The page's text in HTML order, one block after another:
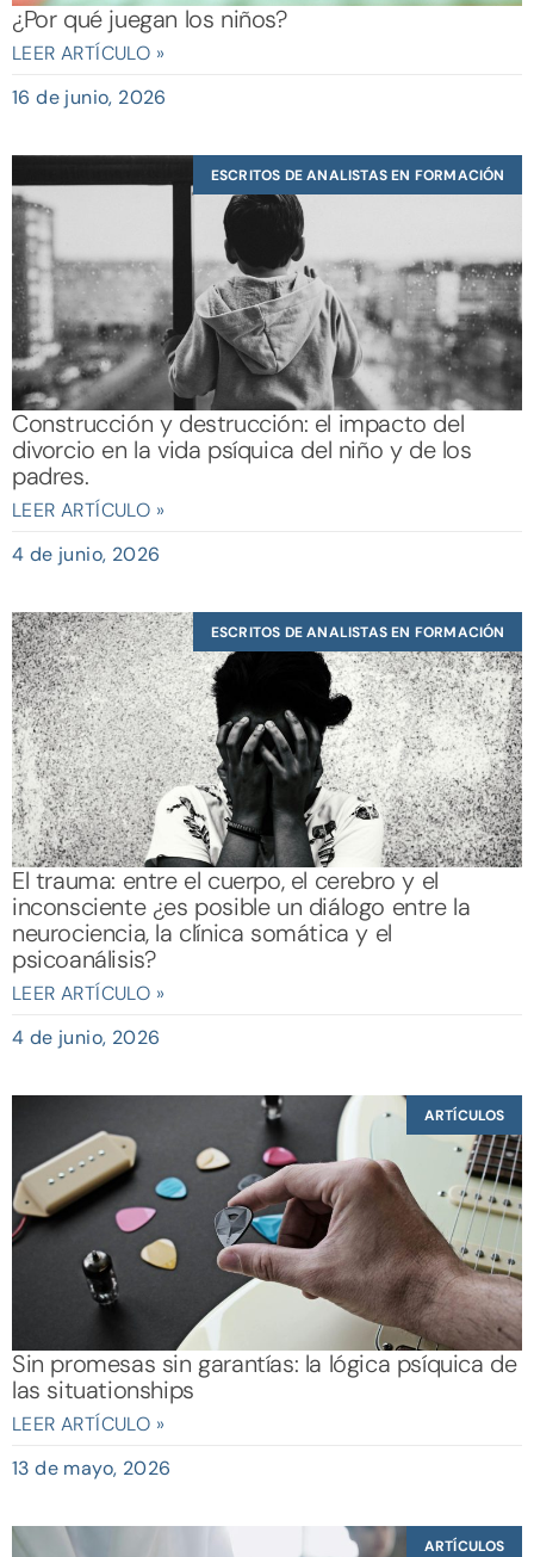
¿Por qué juegan los niños?
LEER ARTÍCULO »
16 de junio, 2026
ESCRITOS DE ANALISTAS EN FORMACIÓN
Construcción y destrucción: el impacto del
divorcio en la vida psíquica del niño y de los
padres.
LEER ARTÍCULO »
4 de junio, 2026
ESCRITOS DE ANALISTAS EN FORMACIÓN
El trauma: entre el cuerpo, el cerebro y el
inconsciente ¿es posible un diálogo entre la
neurociencia, la clínica somática y el
psicoanálisis?
LEER ARTÍCULO »
4 de junio, 2026
ARTÍCULOS
Sin promesas sin garantías: la lógica psíquica de
las situationships
LEER ARTÍCULO »
13 de mayo, 2026
ARTÍCULOS